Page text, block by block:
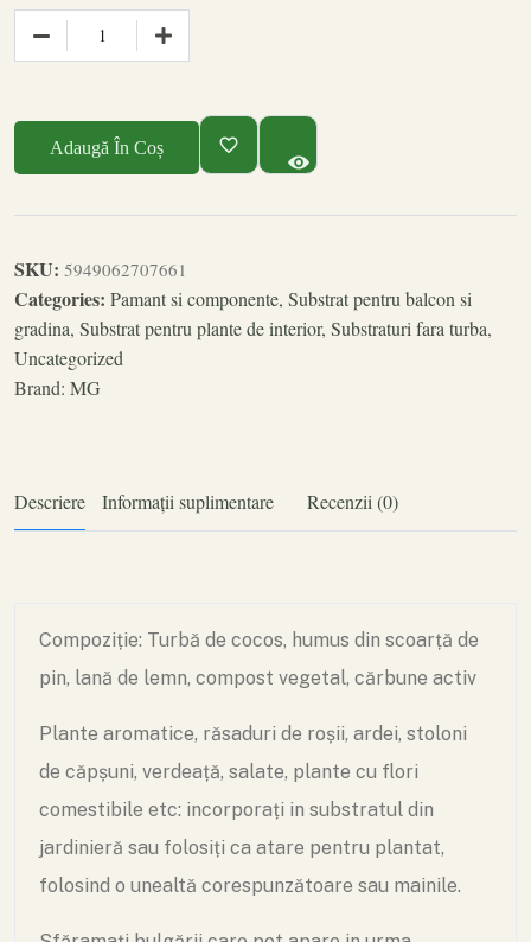
Adaugă În Coș
SKU: 5949062707661
Categories: Pamant si componente, Substrat pentru balcon si
gradina, Substrat pentru plante de interior, Substraturi fara turba,
Uncategorized
Brand: MG
Descriere Informații suplimentare Recenzii (0)
Compoziție: Turbă de cocos, humus din scoarță de
pin, lană de lemn, compost vegetal, cărbune activ
Plante aromatice, răsaduri de roșii, ardei, stoloni
de căpșuni, verdeață, salate, plante cu flori
comestibile etc: incorporați in substratul din
jardinieră sau folosiți ca atare pentru plantat,
folosind o unealtă corespunzătoare sau mainile.